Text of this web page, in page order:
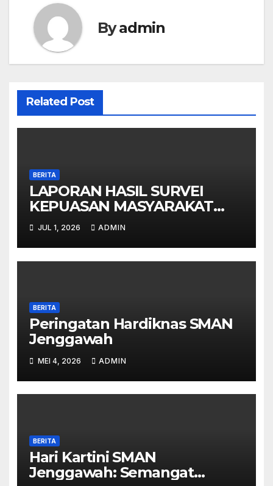
Byadmin
Related Post
BERITA
LAPORAN HASIL SURVEI
KEPUASAN MASYARAKAT
(IKM) SMAN JENGGAWAH –
SEMESTER I TAHUN 2026
JUL 1, 2026 ADMIN
BERITA
Peringatan Hardiknas SMAN
Jenggawah
MEI 4, 2026 ADMIN
BERITA
Hari Kartini SMAN
Jenggawah: Semangat